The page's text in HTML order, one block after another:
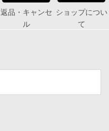
返品・キャンセ
ル
ショップについ
て